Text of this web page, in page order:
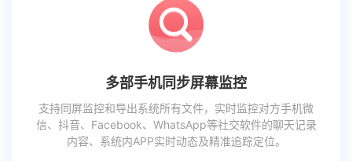
多部手机同步屏幕监控
支持同屏监控和导出系统所有文件，实时监控对方手机微
信、抖音、Facebook、WhatsApp等社交软件的聊天记录
内容、系统内APP实时动态及精准追踪定位。